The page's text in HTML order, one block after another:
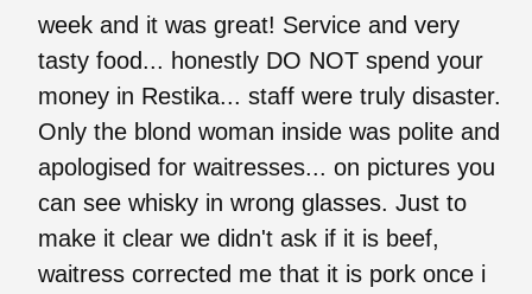
week and it was great! Service and very
tasty food... honestly DO NOT spend your
money in Restika... staff were truly disaster.
Only the blond woman inside was polite and
apologised for waitresses... on pictures you
can see whisky in wrong glasses. Just to
make it clear we didn't ask if it is beef,
waitress corrected me that it is pork once i